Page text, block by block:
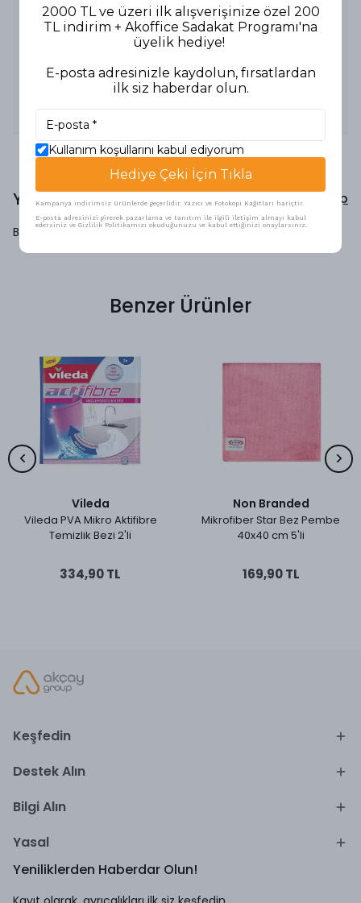
Renk: Kırmızı
Boyut: 43 cm
-Hafif temizleme ve parlatma işlemleri için uygundur.
-Çatlak izlerini temizler ve zemin görünümünü iyileştirir.
-Otomatik zemin makinelerinde kullanılabilir.
Kullanım Alanları: Hafif temizlik ve cilalama işlemleri.
Yorumlar Yorum Yap
Bu ürün için henüz yorum yapılmamış.
Benzer Ürünler
Vileda
Vileda PVA Mikro Aktifibre
Temizlik Bezi 2'li
334,90 TL
Non Branded
Mikrofiber Star Bez Pembe
40x40 cm 5'li
169,90 TL
Keşfedin
Destek Alın
Bilgi Alın
Yasal
Yeniliklerden Haberdar Olun!
2000 TL ve üzeri ilk alışverişinize özel 200
TL indirim + Akoffice Sadakat Programı'na
üyelik hediye!
E-posta adresinizle kaydolun, fırsatlardan
ilk siz haberdar olun.
Kullanım koşullarını kabul ediyorum
Hediye Çeki İçin Tıkla
Kampanya indirimsiz ürünlerde geçerlidir. Yazıcı ve Fotokopi Kağıtları hariçtir.
E-posta adresinizi girerek pazarlama ve tanıtım ile ilgili iletişim almayı kabul
edersiniz ve Gizlilik Politikamızı okuduğunuzu ve kabul ettiğinizi onaylarsınız.